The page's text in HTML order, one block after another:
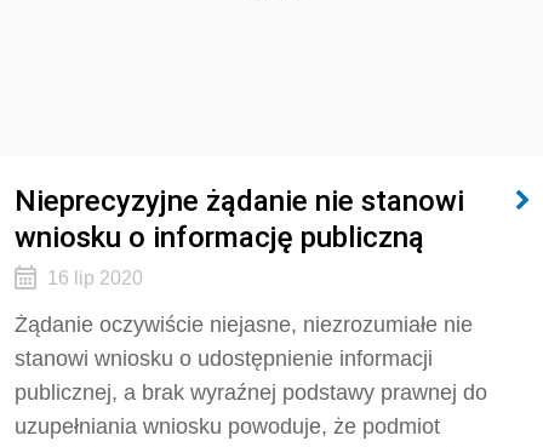
Nieprecyzyjne żądanie nie stanowi
wniosku o informację publiczną
16 lip 2020
Żądanie oczywiście niejasne, niezrozumiałe nie
stanowi wniosku o udostępnienie informacji
publicznej, a brak wyraźnej podstawy prawnej do
uzupełniania wniosku powoduje, że podmiot